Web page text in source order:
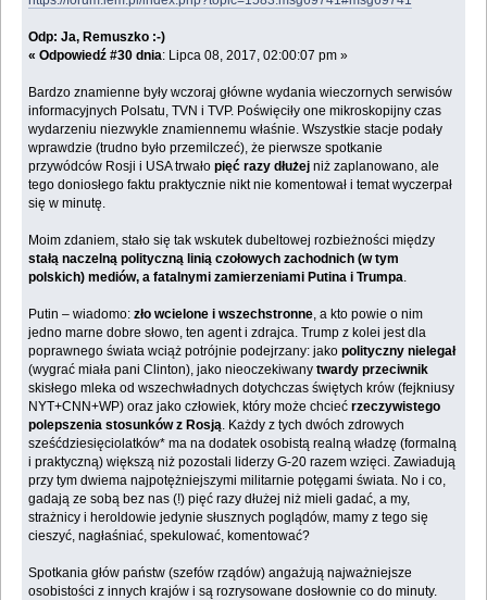
Odp: Ja, Remuszko :-)
« Odpowiedź #30 dnia: Lipca 08, 2017, 02:00:07 pm »
Bardzo znamienne były wczoraj główne wydania wieczornych serwisów
informacyjnych Polsatu, TVN i TVP. Poświęciły one mikroskopijny czas
wydarzeniu niezwykle znamiennemu właśnie. Wszystkie stacje podały
wprawdzie (trudno było przemilczeć), że pierwsze spotkanie
przywódców Rosji i USA trwało pięć razy dłużej niż zaplanowano, ale
tego doniosłego faktu praktycznie nikt nie komentował i temat wyczerpał
się w minutę.
Moim zdaniem, stało się tak wskutek dubeltowej rozbieżności między
stałą naczelną polityczną linią czołowych zachodnich (w tym
polskich) mediów, a fatalnymi zamierzeniami Putina i Trumpa.
Putin – wiadomo:zło wcielone i wszechstronne, a kto powie o nim
jedno marne dobre słowo, ten agent i zdrajca. Trump z kolei jest dla
poprawnego świata wciąż potrójnie podejrzany: jakopolityczny nielegał
(wygrać miała pani Clinton), jako nieoczekiwany twardy przeciwnik
skisłego mleka od wszechwładnych dotychczas świętych krów (fejkniusy
NYT+CNN+WP) oraz jako człowiek, który może chciećrzeczywistego
polepszenia stosunków z Rosją. Każdy z tych dwóch zdrowych
sześćdziesięciolatków* ma na dodatek osobistą realną władzę (formalną
i praktyczną) większą niż pozostali liderzy G-20 razem wzięci. Zawiadują
przy tym dwiema najpotężniejszymi militarnie potęgami świata. No i co,
gadają ze sobą bez nas (!) pięć razy dłużej niż mieli gadać, a my,
strażnicy i heroldowie jedynie słusznych poglądów, mamy z tego się
cieszyć, nagłaśniać, spekulować, komentować?
Spotkania głów państw (szefów rządów) angażują najważniejsze
osobistości z innych krajów i są rozrysowane dosłownie co do minuty.